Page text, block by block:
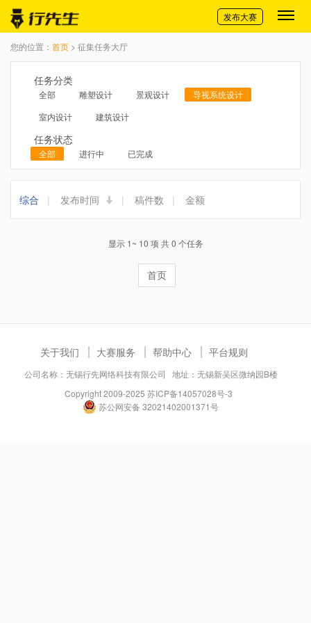
切换导航
发布大赛
您的位置： 首页 > 征集任务大厅
任务分类
全部 雕塑设计 景观设计
导视系统设计
室内设计
建筑设计
任务状态
全部 进行中 已完成
综合 | 发布时间 | 稿件数 | 金额
显示 1~ 10 项 共 0 个任务
首页
关于我们 大赛服务 帮助中心 平台规则
公司名称：无锡行先网络科技有限公司 地址：无锡新吴区微纳园B楼
Copyright 2009-2025 苏ICP备14057028号-3
苏公网安备 32021402001371号